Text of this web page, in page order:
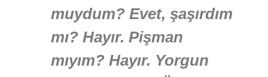
muydum? Evet, şaşırdım
mı? Hayır. Pişman
mıyım? Hayır. Yorgun